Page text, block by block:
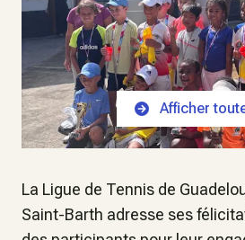
Afficher
La Ligue de Tennis de
Saint-Barth adresse ses